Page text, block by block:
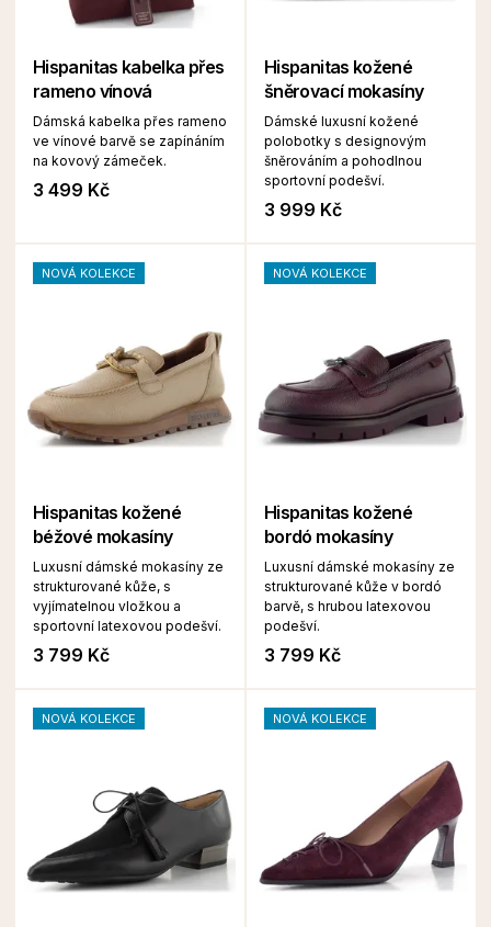
Hispanitas kabelka přes
rameno vínová
Dámská kabelka přes rameno
ve vínové barvě se zapínáním
na kovový zámeček.
3 499 Kč
Hispanitas kožené
šněrovací mokasíny
Dámské luxusní kožené
polobotky s designovým
šněrováním a pohodlnou
sportovní podešví.
3 999 Kč
NOVÁ KOLEKCE
Hispanitas kožené
béžové mokasíny
Luxusní dámské mokasíny ze
strukturované kůže, s
vyjímatelnou vložkou a
sportovní latexovou podešví.
3 799 Kč
NOVÁ KOLEKCE
Hispanitas kožené
bordó mokasíny
Luxusní dámské mokasíny ze
strukturované kůže v bordó
barvě, s hrubou latexovou
podešví.
3 799 Kč
NOVÁ KOLEKCE NOVÁ KOLEKCE